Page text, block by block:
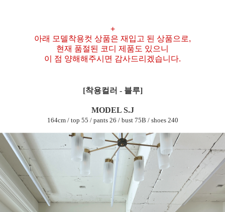
+
아래 모델착용컷 상품은 재입고 된 상품으로,
현재 품절된 코디 제품도 있으니
이 점 양해해주시면 감사드리겠습니다.
[착용컬러 - 블루]
MODEL S.J
164cm / top 55 / pants 26 / bust 75B / shoes 240